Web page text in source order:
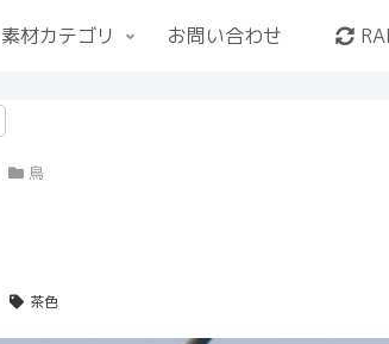
素材カテゴリ お問い合わせ
鳥
茶色